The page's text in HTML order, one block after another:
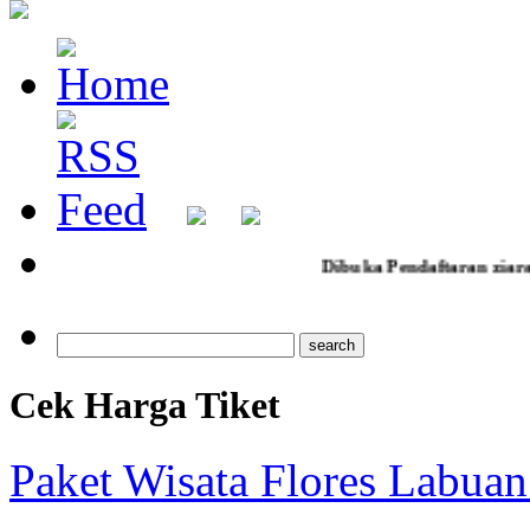
Dibuka Pendaftaran ziarah jumad legi
Cek Harga Tiket
Paket Wisata Flores